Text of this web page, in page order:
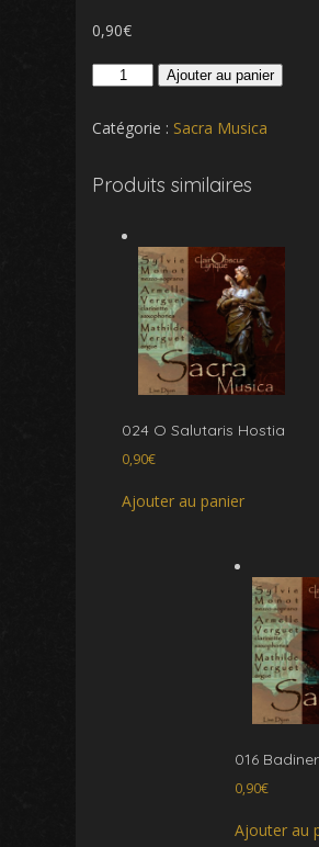
0,90€
quantité
025
Jehan
Ajouter au panier
Catégorie : Sacra Musica
Produits similaires
024 O Salutaris Hostia
0,90€
Ajouter au panier
016
0,90€
Ajouter au